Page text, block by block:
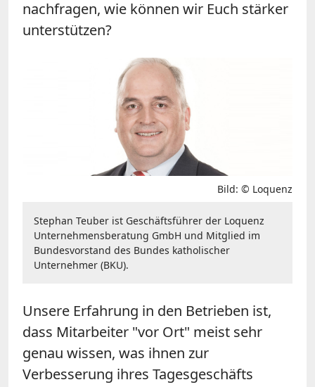
nachfragen, wie können wir Euch stärker
unterstützen?
Bild: © Loquenz
Stephan Teuber ist Geschäftsführer der Loquenz
Unternehmensberatung GmbH und Mitglied im
Bundesvorstand des Bundes katholischer
Unternehmer (BKU).
Unsere Erfahrung in den Betrieben ist,
dass Mitarbeiter "vor Ort" meist sehr
genau wissen, was ihnen zur
Verbesserung ihres Tagesgeschäfts